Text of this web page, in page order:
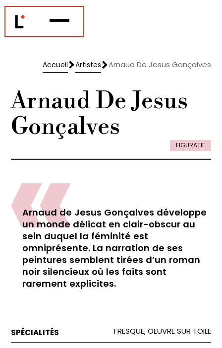
Accueil
Accueil
Artistes
Artistes
Arnaud De Jesus Gonçalves
Arnaud De Jesus
Gonçalves
FIGURATIF
Arnaud de Jesus Gonçalves développe
un monde délicat en clair-obscur au
sein duquel la féminité est
omniprésente. La narration de ses
peintures semblent tirées d’un roman
noir silencieux où les faits sont
rarement explicites.
SPÉCIALITÉS FRESQUE, OEUVRE SUR TOILE